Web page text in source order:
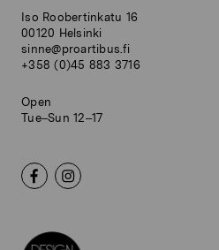
Iso Roobertinkatu 16
00120 Helsinki
sinne@proartibus.fi
+358 (0)45 883 3716
Open
Tue–Sun 12–17